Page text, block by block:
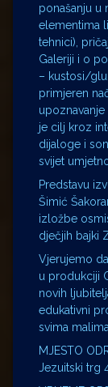
ponašanju u
elementima
tehnici),
Galeriji i o
– kustosi/
primjeren
je cilj kroz
dijaloge i
svijet
Predstavu
Šimić
izložbe
dječjih bajki
Vjerujemo
u produkciji
novih
edukativni
svima
MJESTO
Jezuitski trg